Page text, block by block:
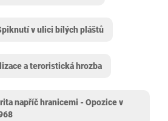
v ulici bílých pláštů
a teroristická hrozba
napříč hranicemi - Opozice v